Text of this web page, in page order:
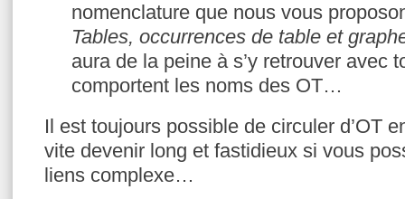
nomenclature que nous vous
Tables, occurrences de table et
aura de la peine à s’y retrouver avec
comportent les noms des OT…
Il est toujours possible de circuler d’OT
vite devenir long et fastidieux si vous
liens complexe…